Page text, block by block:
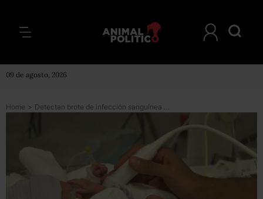
09 de agosto, 2026
Home > Detectan brote de infección sanguínea en 52 pacientes de hospitales en Jalisco; el 81% son bebés